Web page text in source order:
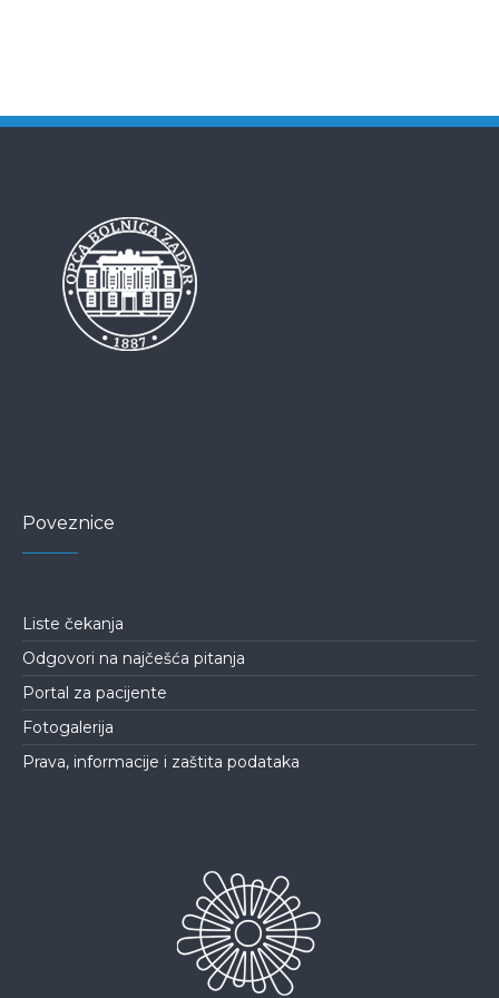
Poveznice
Liste čekanja
Odgovori na najčešća pitanja
Portal za pacijente
Fotogalerija
Prava, informacije i zaštita podataka